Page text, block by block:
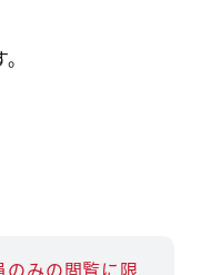
みの閲覧に限